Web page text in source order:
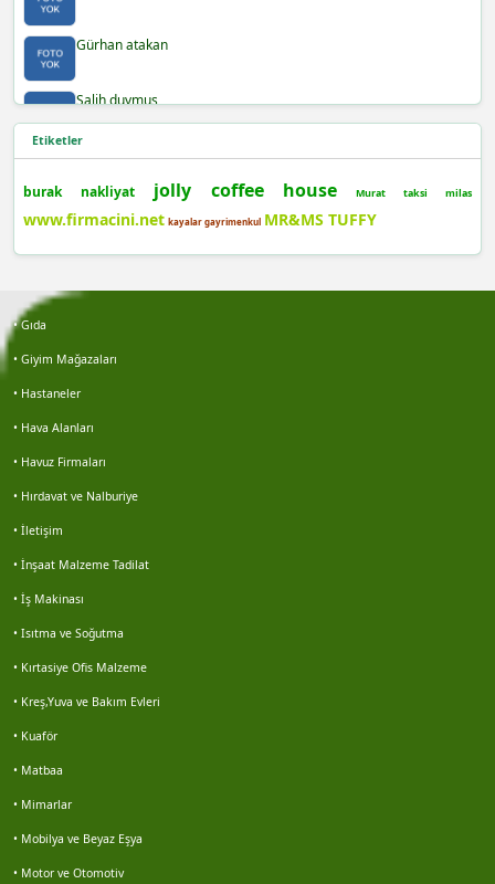
Gürhan atakan
Salih duymuş
Burak demir
Şafak yılmaz
Gökhan keleş
Erol avşar
Hüseyin muş
Veriemlak seferihisar
Etiketler
burak nakliyat jolly coffee house Murat taksi milas
www.firmacini.net kayalar gayrimenkul MR&MS TUFFY
• Gıda
• Giyim Mağazaları
• Hastaneler
• Hava Alanları
• Havuz Firmaları
• Hırdavat ve Nalburiye
• İletişim
• İnşaat Malzeme Tadilat
• İş Makinası
• Isıtma ve Soğutma
• Kırtasiye Ofis Malzeme
• Kreş,Yuva ve Bakım Evleri
• Kuaför
• Matbaa
• Mimarlar
• Mobilya ve Beyaz Eşya
• Motor ve Otomotiv